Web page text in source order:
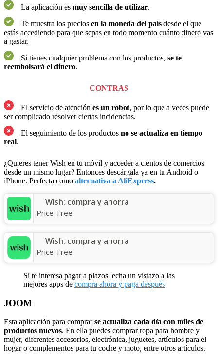
La aplicación es muy sencilla de utilizar.
Te muestra los precios en la moneda del país desde el que
estás accediendo para que sepas en todo momento cuánto dinero vas
a gastar.
Si tienes cualquier problema con los productos, se te
reembolsará el dinero.
CONTRAS
El servicio de atención es un robot, por lo que a veces puede
ser complicado resolver ciertas incidencias.
El seguimiento de los productos no se actualiza en tiempo
real.
¿Quieres tener Wish en tu móvil y acceder a cientos de comercios
desde un mismo lugar? Entonces descárgala ya en tu Android o
iPhone. Perfecta como alternativa a AliExpress.
Wish: compra y ahorra
Price: Free
Wish: compra y ahorra
Price: Free
Si te interesa pagar a plazos, echa un vistazo a las
mejores apps de compra ahora y paga después
JOOM
Esta aplicación para comprarse actualiza cada día con miles de
productos nuevos. En ella puedes comprar ropa para hombre y
mujer, diferentes accesorios, electrónica, juguetes, artículos para el
hogar o complementos para tu coche y moto, entre otros artículos.